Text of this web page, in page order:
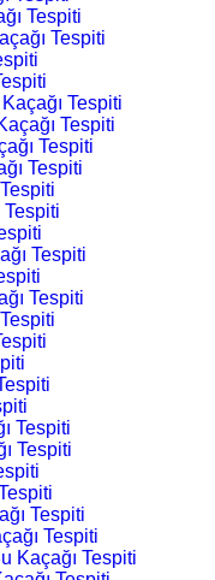
Tespiti
Tespiti
Tespiti
Tespiti
Tespiti
Tespiti
Tespiti
Tespiti
Tespiti
Tespiti
Tespiti
Tespiti
Kaçağı Tespiti